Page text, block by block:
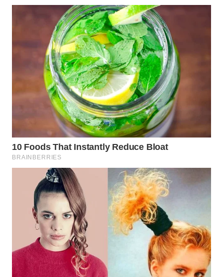
TOBA
TAPANULI
SELATAN
WN
TANJUNG
LESUNG
KARO
WN